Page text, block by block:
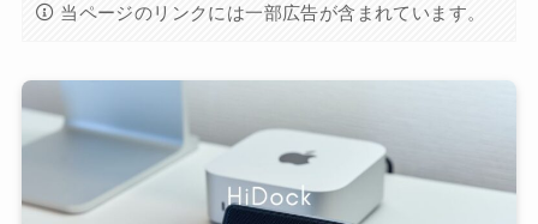
当ページのリンクには一部広告が含まれています。